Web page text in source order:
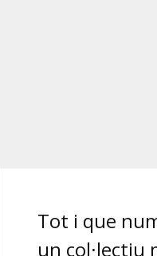
Tot i que
un col·lectiu